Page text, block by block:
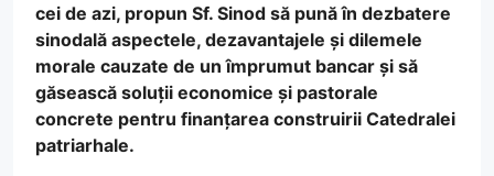
cei de azi, propun Sf. Sinod să pună în dezbatere
sinodală aspectele, dezavantajele și dilemele
morale cauzate de un împrumut bancar și să
găsească soluții economice și pastorale
concrete pentru finanțarea construirii Catedralei
patriarhale.